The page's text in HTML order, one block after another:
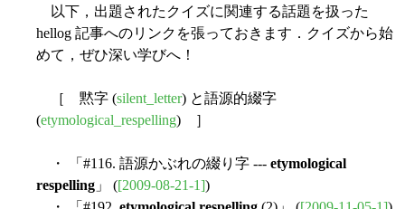
以下，出題されたクイズに関連する話題を扱った
hellog 記事へのリンクを張っておきます．クイズから始
めて，ぜひ深い学びへ！
［ 黙字 (silent_letter) と語源的綴字
(etymological_respelling) ］
・ 「#116. 語源かぶれの綴り字 --- etymological
respelling 」 ([2009-08-21-1])